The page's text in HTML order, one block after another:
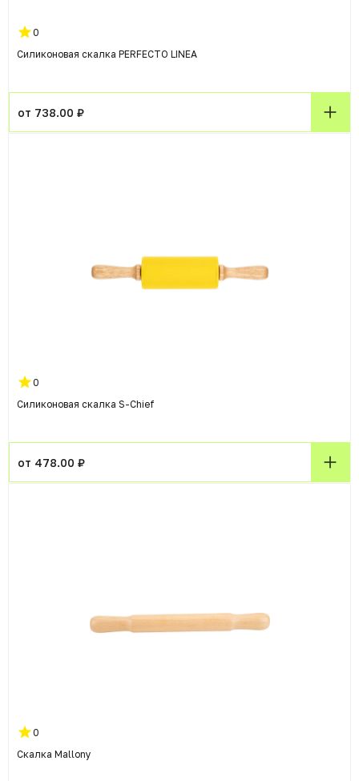
0
Силиконовая скалка PERFECTO LINEA
от 738.00 ₽
0
Силиконовая скалка S-Chief
от 478.00 ₽
0
Скалка Mallony